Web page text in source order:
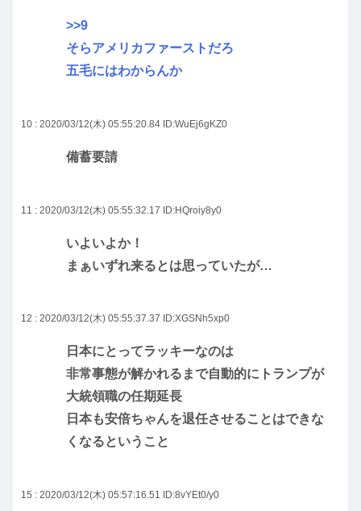
>>9
そらアメリカファーストだろ
五毛にはわからんか
10 : 2020/03/12(木) 05:55:20.84 ID:WuEj6gKZ0
備蓄要請
11 : 2020/03/12(木) 05:55:32.17 ID:HQroiy8y0
いよいよか！
まぁいずれ来るとは思っていたが…
12 : 2020/03/12(木) 05:55:37.37 ID:XGSNh5xp0
日本にとってラッキーなのは
非常事態が解かれるまで自動的にトランプが
大統領職の任期延長
日本も安倍ちゃんを退任させることはできな
くなるということ
15 : 2020/03/12(木) 05:57:16.51 ID:8vYEt0/y0